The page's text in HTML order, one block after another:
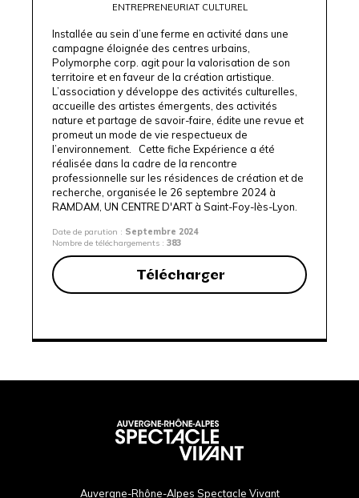
ENTREPRENEURIAT CULTUREL
Installée au sein d’une ferme en activité dans une
campagne éloignée des centres urbains,
Polymorphe corp. agit pour la valorisation de son
territoire et en faveur de la création artistique.
L’association y développe des activités culturelles,
accueille des artistes émergents, des activités
nature et partage de savoir-faire, édite une revue et
promeut un mode de vie respectueux de
l’environnement. Cette fiche Expérience a été
réalisée dans la cadre de la rencontre
professionnelle sur les résidences de création et de
recherche , organisée le 26 septembre 2024 à
RAMDAM, UN CENTRE D'ARTà Saint-Foy-lès-Lyon.
Date de parution : Septembre 2024
Nombre de téléchargements : 383
Télécharger
Auvergne-Rhône-Alpes Spectacle Vivant